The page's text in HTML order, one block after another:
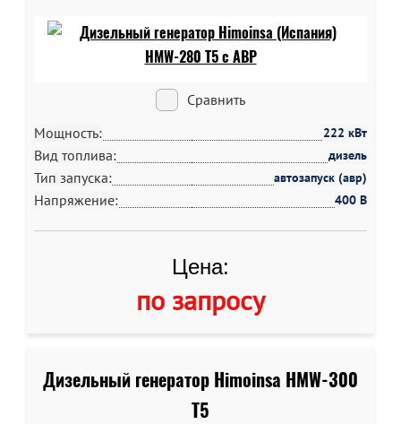
Сравнить
Мощность:
222 кВт
Вид топлива: дизель
Тип запуска: автозапуск (авр)
Напряжение: 400 В
Цена:
по запросу
Дизельный генератор Himoinsa HMW-300
T5